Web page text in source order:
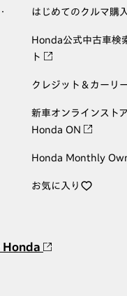
はじめてのクルマ購入
Honda公式中古車検
ト
クレジット＆カーリ
新車オンラインストア
Honda ON
Honda Monthly
お気に入り
Honda